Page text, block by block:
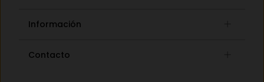
Información
Contacto